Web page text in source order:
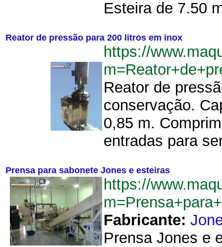
Esteira de 7.50
Reator de pressão para 200 litros em inox
https://
Reator de
conservação.
0,85 m.
entradas para
Prensa para sabonete Jones e esteiras
https://
Fabricante:
Prensa Jones e